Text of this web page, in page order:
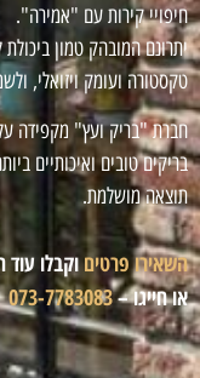
חיפויי קירות עם "אמירה".
יתרונם המובהק טמון
טקסטורה ועומק ויזואלי,
חברת "בריק ועץ" מקפידה על
בריקים טובים ואיכותיים
תוצאה מושלמת.
השאירו פרטיםוקבלו עוד
או חייגו –073-7783083